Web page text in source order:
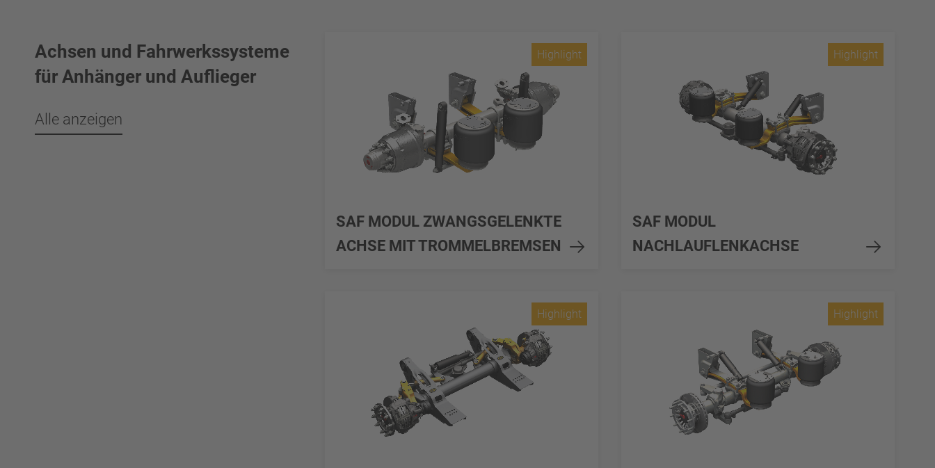
Achsen und Fahrwerkssysteme
für Anhänger und Auflieger
Alle anzeigen
SAF MODUL ZWANGSGELENKTE
ACHSE MIT TROMMELBREMSEN
Highlight
SAF MODUL
NACHLAUFLENKACHSE
Highlight
Highlight Highlight